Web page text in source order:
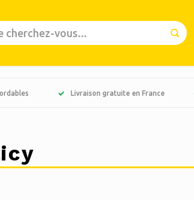
Livraison gratuite en France